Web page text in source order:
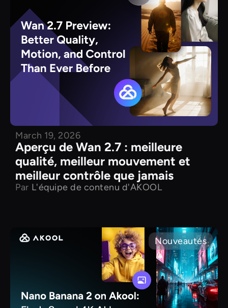
March 19, 2026
Aperçu de Wan 2.7 : meilleure
qualité, meilleur mouvement et
meilleur contrôle que jamais
Par L'équipe de contenu d'AKOOL
Nouveautés